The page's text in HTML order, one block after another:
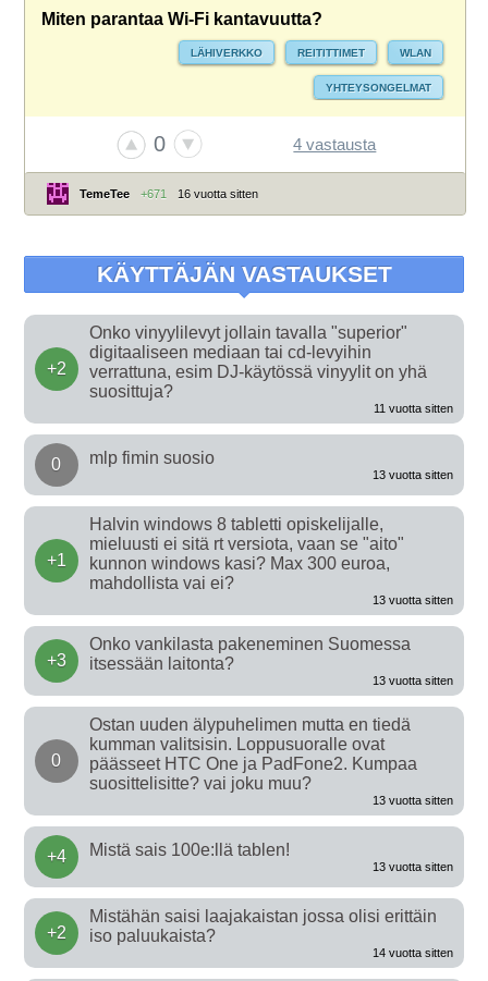
Miten parantaa Wi-Fi kantavuutta?
LÄHIVERKKO REITITTIMET WLAN
YHTEYSONGELMAT
0 4 vastausta
TemeTee +671 16 vuotta sitten
KÄYTTÄJÄN VASTAUKSET
+2
Onko vinyylilevyt jollain tavalla "superior"
digitaaliseen mediaan tai cd-levyihin
verrattuna, esim DJ-käytössä vinyylit on yhä
suosittuja?
11 vuotta sitten
0 mlp fimin suosio
13 vuotta sitten
+1
Halvin windows 8 tabletti opiskelijalle,
mieluusti ei sitä rt versiota, vaan se "aito"
kunnon windows kasi? Max 300 euroa,
mahdollista vai ei?
13 vuotta sitten
+3
Onko vankilasta pakeneminen Suomessa
itsessään laitonta?
13 vuotta sitten
0
Ostan uuden älypuhelimen mutta en tiedä
kumman valitsisin. Loppusuoralle ovat
päässeet HTC One ja PadFone2. Kumpaa
suosittelisitte? vai joku muu?
13 vuotta sitten
+4 Mistä sais 100e:llä tablen!
13 vuotta sitten
+2
Mistähän saisi laajakaistan jossa olisi erittäin
iso paluukaista?
14 vuotta sitten